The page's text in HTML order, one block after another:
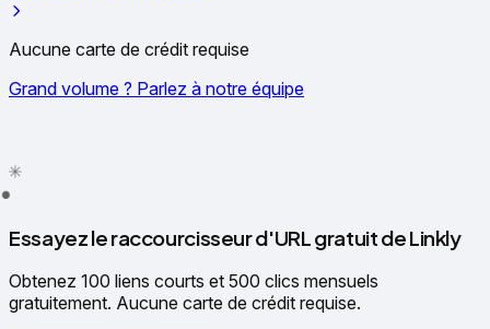
Aucune carte de crédit requise
Grand volume ? Parlez à notre équipe
●
Essayez le raccourcisseur d'URL gratuit de Linkly
Obtenez 100 liens courts et 500 clics mensuels
gratuitement. Aucune carte de crédit requise.